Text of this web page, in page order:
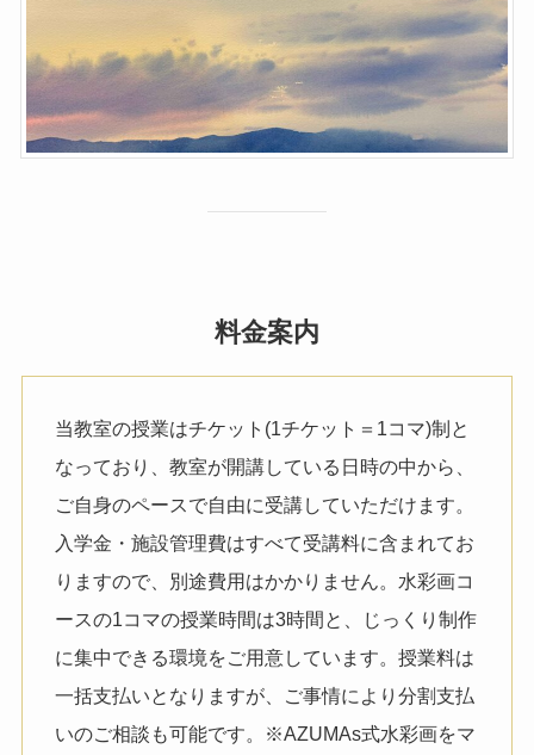
料金案内
当教室の授業はチケット(1チケット＝1コマ)制と
なっており、教室が開講している日時の中から、
ご自身のペースで自由に受講していただけます。
入学金・施設管理費はすべて受講料に含まれてお
りますので、別途費用はかかりません。水彩画コ
ースの1コマの授業時間は3時間と、じっくり制作
に集中できる環境をご用意しています。授業料は
一括支払いとなりますが、ご事情により分割支払
いのご相談も可能です。※AZUMAs式水彩画をマ